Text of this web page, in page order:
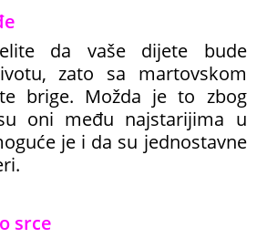
da vaše dijete bude
zato sa martovskom
brige. Možda je to zbog
oni među najstarijima u
je i da su jednostavne
srce